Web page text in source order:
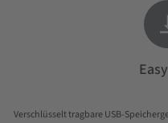
Verschlüsselt tragbare USB-